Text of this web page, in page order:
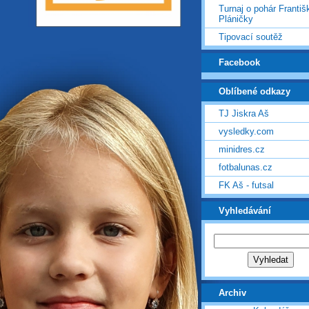
Turnaj o pohár
Pláničky
Tipovací soutěž
Facebook
Oblíbené odkazy
TJ Jiskra Aš
vysledky.com
minidres.cz
fotbalunas.cz
FK Aš - futsal
Vyhledávání
Archiv